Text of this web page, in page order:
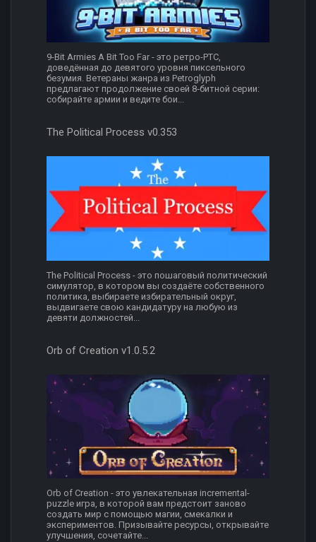
9-Bit Armies A Bit Too Far - это ретро-РТС,
доведённая до девятого уровня пиксельного
безумия. Ветераны жанра из Petroglyph
предлагают продолжение своей 8‑битной серии:
собирайте армии и ведите бои...
The Political Process v0.353
The Political Process - это пошаговый политический
симулятор, в котором вы создаёте собственного
политика, выбираете избирательный округ,
выдвигаете свою кандидатуру на любую из
девяти должностей...
Orb of Creation v1.0.5.2
Orb of Creation - это увлекательная incremental-
puzzle игра, в которой вам предстоит заново
создать мир с помощью магии, смекалки и
экспериментов. Призывайте ресурсы, открывайте
улучшения, сочетайте...